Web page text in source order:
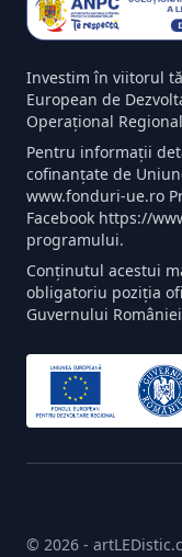
Investim în viitorul
European de
Operațional
Pentru informații
cofinanțate de
www.fonduri-ue.ro
Facebook https://
programului.
Conținutul acestui
obligatoriu poziția
Guvernului României
© 2026 -